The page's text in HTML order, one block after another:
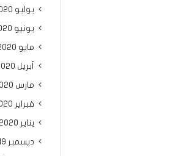
يوليو 2020
يونيو 2020
مايو 2020
أبريل 2020
مارس 2020
فبراير 2020
يناير 2020
ديسمبر 2019